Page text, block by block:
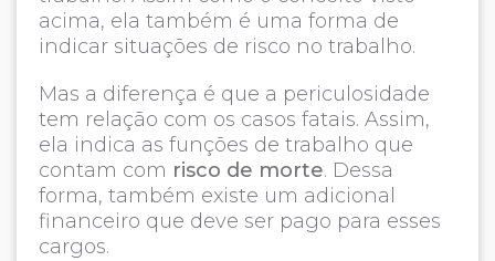
acima, ela também é uma forma de
indicar situações de risco no trabalho.
Mas a diferença é que a periculosidade
tem relação com os casos fatais. Assim,
ela indica as funções de trabalho que
contam com risco de morte. Dessa
forma, também existe um adicional
financeiro que deve ser pago para esses
cargos.